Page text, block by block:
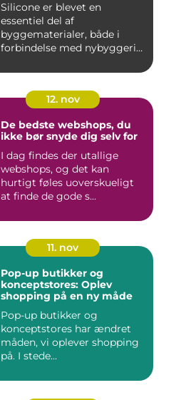
Silicone er blevet en
essentiel del af
byggematerialer, både i
forbindelse med nybyggeri
12. nov
De bedste webshops, du
ikke bør snyde dig selv for
I dag findes der utallige
webshops, og det kan
hurtigt føles uoverskueligt
at finde de gode s...
11. nov
Pop-up butikker og
konceptstores: Oplev
shopping på en ny måde
Pop-up butikker og
konceptstores har ændret
måden, vi oplever shopping
på. I stede...